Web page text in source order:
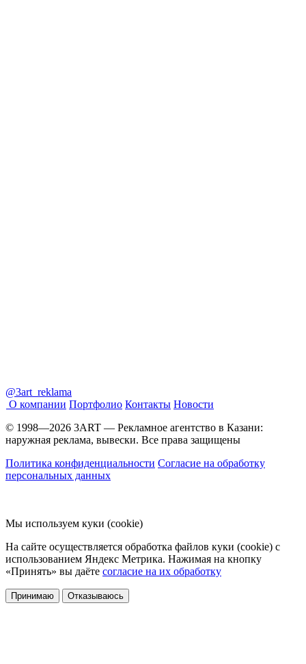
@3art_reklama
О компании Портфолио Контакты Новости
© 1998—2026 3ART — Рекламное агентство в Казани:
наружная реклама, вывески. Все права защищены
Политика конфиденциальности Согласие на обработку
персональных данных
Мы используем куки (cookie)
На сайте осуществляется обработка файлов куки (cookie) с
использованием Яндекс Метрика. Нажимая на кнопку
«Принять» вы даёте согласие на их обработку
Принимаю Отказываюсь